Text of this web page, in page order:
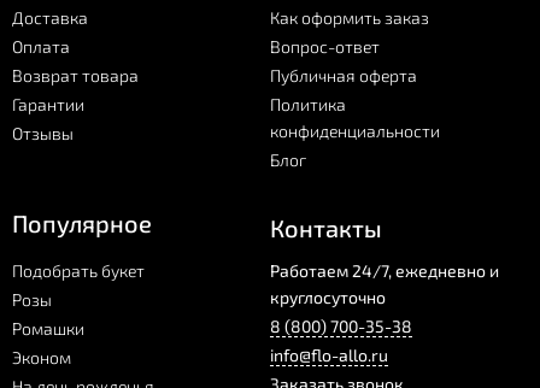
Доставка
Оплата
Возврат товара
Гарантии
Отзывы
Как оформить заказ
Вопрос-ответ
Публичная оферта
Политика
конфиденциальности
Блог
Популярное
Подобрать букет
Розы
Ромашки
Эконом
Контакты
Работаем 24/7, ежедневно и
круглосуточно
8 (800) 700-35-38
info@flo-allo.ru
Заказать звонок